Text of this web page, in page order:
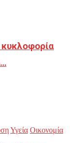
κυκλοφορία
Υγεία Οικονομία